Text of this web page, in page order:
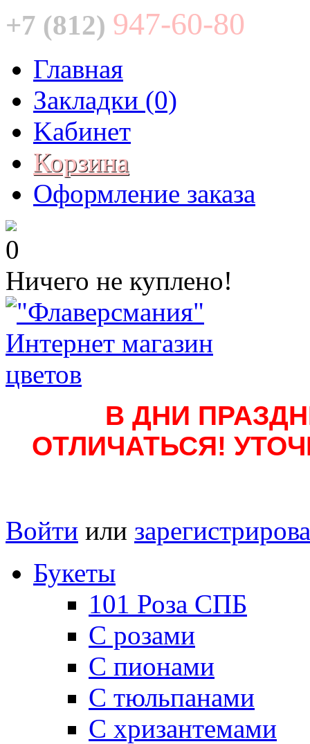
+7 (812) 947-60-80
Главная
Закладки (0)
Kабинет
Корзина
Оформление заказа
0
Ничего не куплено!
В ДНИ
ОТЛИЧАТЬСЯ!
Войти или
Букеты
101 Роза СПБ
С розами
С пионами
С тюльпанами
С хризантемами